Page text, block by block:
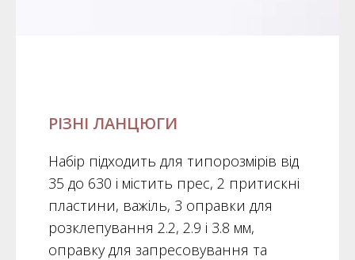
РІЗНІ ЛАНЦЮГИ
Набір підходить для типорозмірів від
35 до 630 і містить прес, 2 притискні
пластини, важіль, 3 оправки для
розклепування 2.2, 2.9 і 3.8 мм,
оправку для запресовування та